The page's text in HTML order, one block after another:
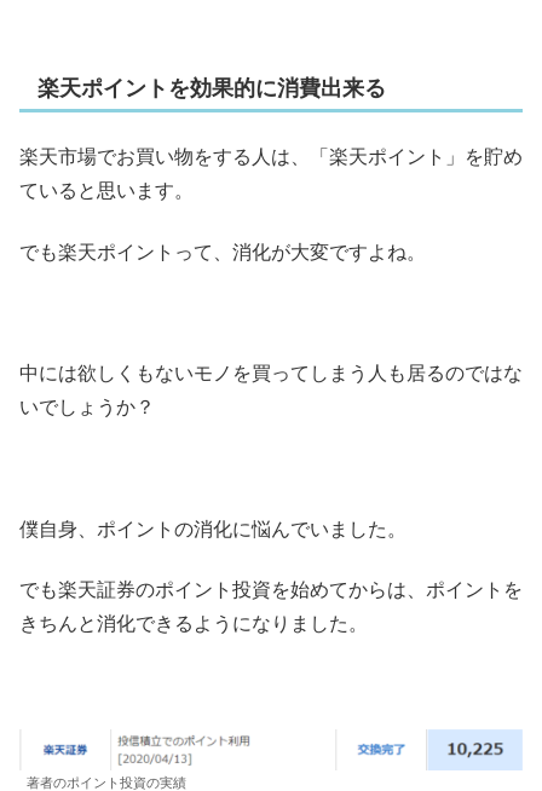
楽天ポイントを効果的に消費出来る
楽天市場でお買い物をする人は、「楽天ポイント」を貯め
ていると思います。
でも楽天ポイントって、消化が大変ですよね。
中には欲しくもないモノを買ってしまう人も居るのではな
いでしょうか？
僕自身、ポイントの消化に悩んでいました。
でも楽天証券のポイント投資を始めてからは、ポイントを
きちんと消化できるようになりました。
著者のポイント投資の実績